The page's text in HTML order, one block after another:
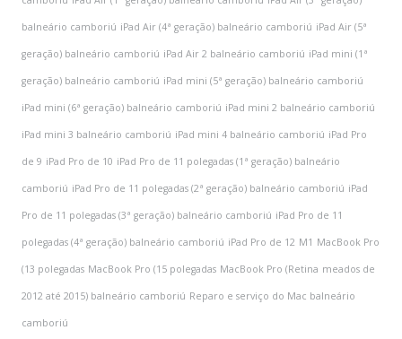
balneário camboriú iPad Air (4ª geração) balneário camboriú iPad Air (5ª
geração) balneário camboriú iPad Air 2 balneário camboriú iPad mini (1ª
geração) balneário camboriú iPad mini (5ª geração) balneário camboriú
iPad mini (6ª geração) balneário camboriú iPad mini 2 balneário camboriú
iPad mini 3 balneário camboriú iPad mini 4 balneário camboriú iPad Pro
de 9 iPad Pro de 10 iPad Pro de 11 polegadas (1ª geração) balneário
camboriú iPad Pro de 11 polegadas (2ª geração) balneário camboriú iPad
Pro de 11 polegadas (3ª geração) balneário camboriú iPad Pro de 11
polegadas (4ª geração) balneário camboriú iPad Pro de 12 M1 MacBook Pro
(13 polegadas MacBook Pro (15 polegadas MacBook Pro (Retina meados de
2012 até 2015) balneário camboriú Reparo e serviço do Mac balneário
camboriú